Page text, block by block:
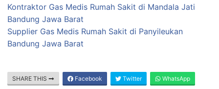
Kontraktor Gas Medis Rumah Sakit di Mandala Jati
Bandung Jawa Barat
Supplier Gas Medis Rumah Sakit di Panyileukan
Bandung Jawa Barat
SHARE THIS Facebook Twitter WhatsApp